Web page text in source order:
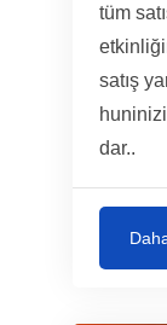
tüm
satış
dar..